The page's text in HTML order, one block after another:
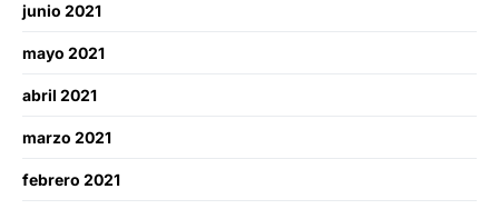
junio 2021
mayo 2021
abril 2021
marzo 2021
febrero 2021